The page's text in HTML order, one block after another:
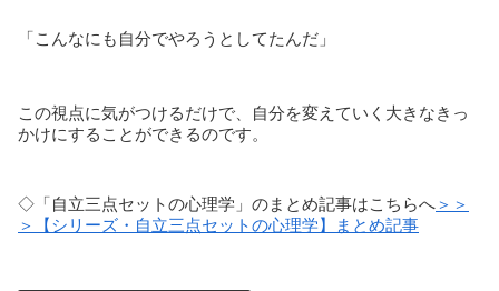
「こんなにも自分でやろうとしてたんだ」
この視点に気がつけるだけで、自分を変えていく大きなきっ
かけにすることができるのです。
◇「自立三点セットの心理学」のまとめ記事はこちらへ＞＞
＞【シリーズ・自立三点セットの心理学】まとめ記事